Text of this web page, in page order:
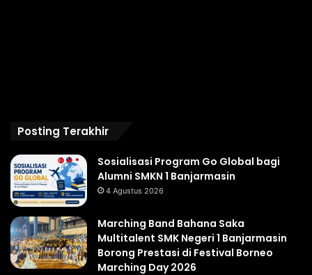
Posting Terakhir
Sosialisasi Program Go Global bagi
Alumni SMKN 1 Banjarmasin
4 Agustus 2026
Marching Band Bahana Saka
Multitalent SMK Negeri 1 Banjarmasin
Borong Prestasi di Festival Borneo
Marching Day 2026